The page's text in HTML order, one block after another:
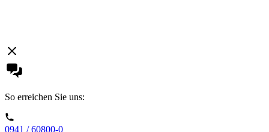
So erreichen Sie uns:
0941 / 60800-0